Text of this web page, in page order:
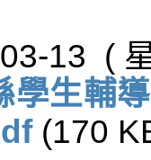
13  (
學生輔
(170